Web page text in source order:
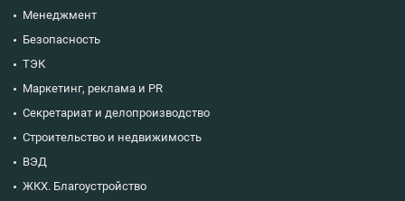
Менеджмент
Безопасность
ТЭК
Маркетинг, реклама и PR
Секретариат и делопроизводство
Строительство и недвижимость
ВЭД
ЖКХ. Благоустройство